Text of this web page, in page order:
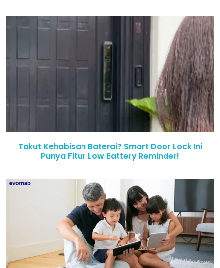
Takut Kehabisan Baterai? Smart Door Lock Ini
Punya Fitur Low Battery Reminder!